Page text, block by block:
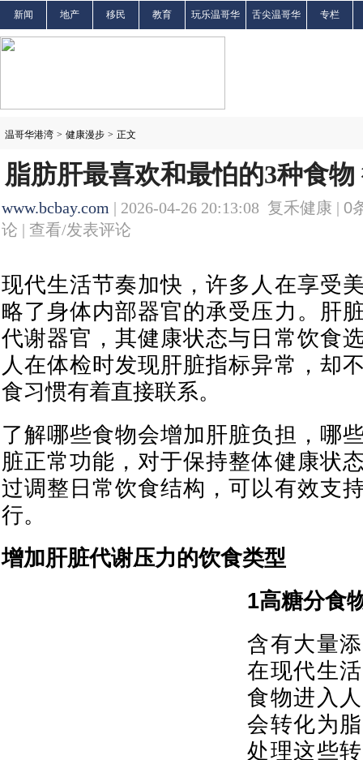
新闻 地产 移民 教育 玩乐温哥华 舌尖温哥华 专栏
温哥华港湾 > 健康漫步 > 正文
脂肪肝最喜欢和最怕的3种食
www.bcbay.com | 2026-04-26 20:13:08 复禾健康 | 0
论 | 查看/发表评论
现代生活节奏加快，许多人在享受
略了身体内部器官的承受压力。肝
代谢器官，其健康状态与日常饮食
人在体检时发现肝脏指标异常，却
食习惯有着直接联系。
了解哪些食物会增加肝脏负担，哪
脏正常功能，对于保持整体健康状
过调整日常饮食结构，可以有效支
行。
增加肝脏代谢压力的饮食类型
1高糖分食
含有大量
在现代生
食物进入
会转化为
处理这些